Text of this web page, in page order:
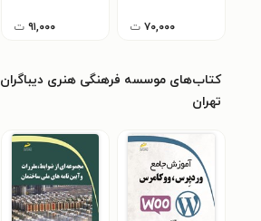
۷۰,۰۰۰ ت ۹۱,۰۰۰ ت
کتاب‌های موسسه فرهنگی هنری دیباگران
تهران